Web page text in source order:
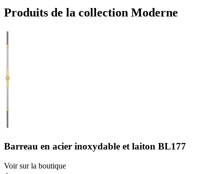
Produits de la collection Moderne
Barreau en acier inoxydable et laiton BL177
Voir sur la boutique